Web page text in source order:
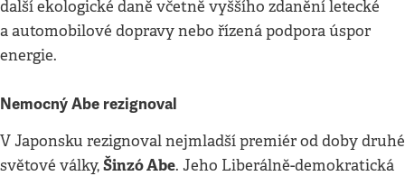
další ekologické daně včetně vyššího zdanění letecké
a automobilové dopravy nebo řízená podpora úspor
energie.
Nemocný Abe rezignoval
V Japonsku rezignoval nejmladší premiér od doby druhé
světové války,Šinzó Abe. Jeho Liberálně-demokratická